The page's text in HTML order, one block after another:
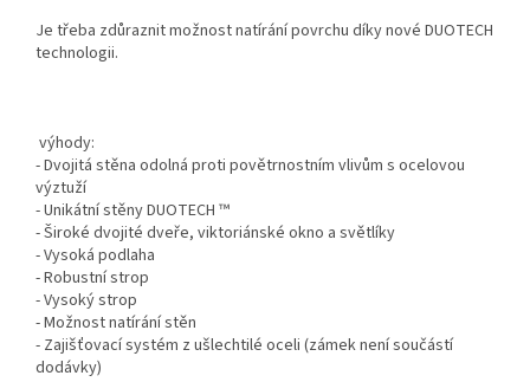
Je třeba zdůraznit možnost natírání povrchu díky nové DUOTECH
technologii.
výhody:
- Dvojitá stěna odolná proti povětrnostním vlivům s ocelovou
výztuží
- Unikátní stěny DUOTECH ™
- Široké dvojité dveře, viktoriánské okno a světlíky
- Vysoká podlaha
- Robustní strop
- Vysoký strop
- Možnost natírání stěn
- Zajišťovací systém z ušlechtilé oceli (zámek není součástí
dodávky)